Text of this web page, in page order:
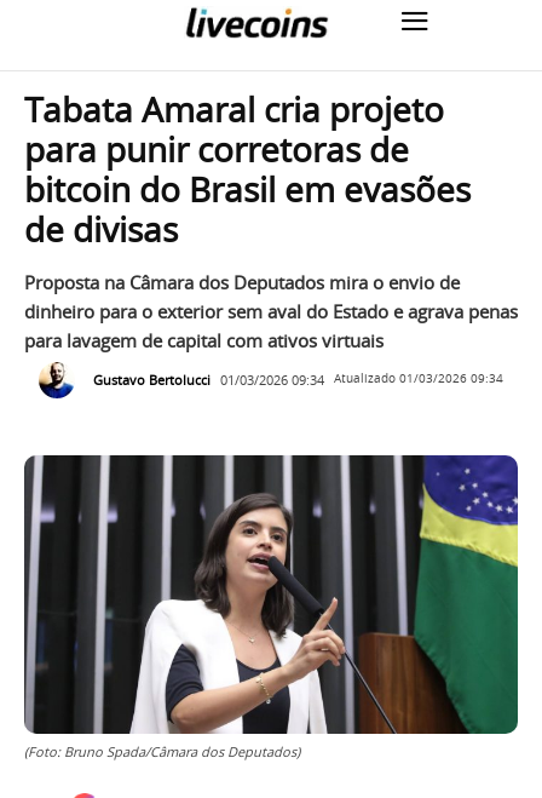
Tabata Amaral cria projeto
para punir corretoras de
bitcoin do Brasil em evasões
de divisas
Proposta na Câmara dos Deputados mira o envio de
dinheiro para o exterior sem aval do Estado e agrava penas
para lavagem de capital com ativos virtuais
Gustavo Bertolucci 01/03/2026 09:34 Atualizado 01/03/2026 09:34
(Foto: Bruno Spada/Câmara dos Deputados)